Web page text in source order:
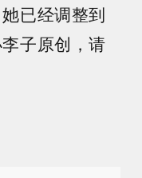
已经调整到
子原创，请